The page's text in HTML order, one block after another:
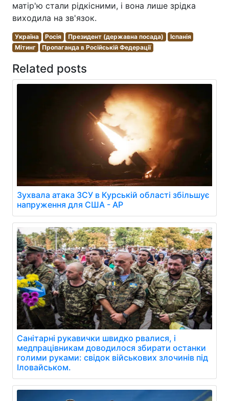
матір'ю стали рідкісними, і вона лише зрідка
виходила на зв'язок.
Україна Росія Президент (державна посада)
Іспанія
Мітинг
Пропаганда в Російській Федерації
Related posts
Зухвала атака ЗСУ в Курській області збільшує
напруження для США - AP
Санітарні рукавички швидко рвалися, і
медпрацівникам доводилося збирати останки
голими руками: свідок військових злочинів під
Іловайськом.